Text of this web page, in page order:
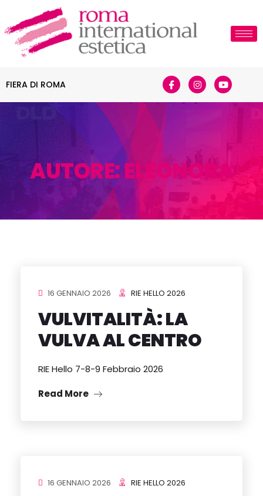
FIERA DI ROMA
AUTORE:ELEONORA
16 GENNAIO 2026 RIE HELLO 2026
VULVITALITÀ: LA
VULVA AL CENTRO
RIE Hello 7-8-9 Febbraio 2026
Read More
16 GENNAIO 2026 RIE HELLO 2026